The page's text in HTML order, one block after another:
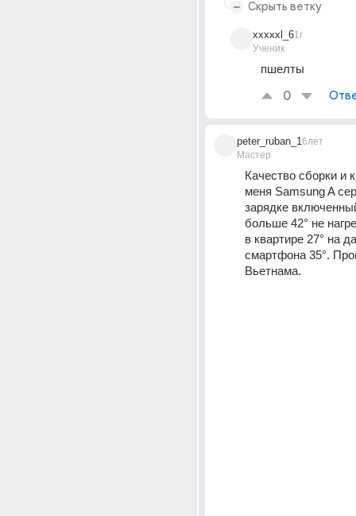
Скрыть ветку
xxxxxl_6
Ученик
1г
пшелты
0
peter_ruban_1
Мастер
6лет
Качество сборки и
меня Samsung A
зарядке
больше 42° не
в квартире 27° на
смартфона 35°.
Вьетнама.